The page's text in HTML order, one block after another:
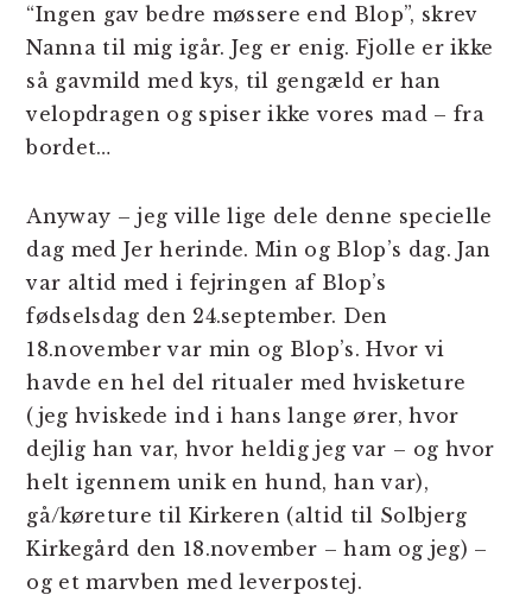
“Ingen gav bedre møssere end Blop”, skrev
Nanna til mig igår. Jeg er enig. Fjolle er ikke
så gavmild med kys, til gengæld er han
velopdragen og spiser ikke vores mad – fra
bordet…
Anyway – jeg ville lige dele denne specielle
dag med Jer herinde. Min og Blop’s dag. Jan
var altid med i fejringen af Blop’s
fødselsdag den 24.september. Den
18.november var min og Blop’s. Hvor vi
havde en hel del ritualer med hvisketure
(jeg hviskede ind i hans lange ører, hvor
dejlig han var, hvor heldig jeg var – og hvor
helt igennem unik en hund, han var),
gå/køreture til Kirkeren (altid til Solbjerg
Kirkegård den 18.november – ham og jeg) –
og et marvben med leverpostej.